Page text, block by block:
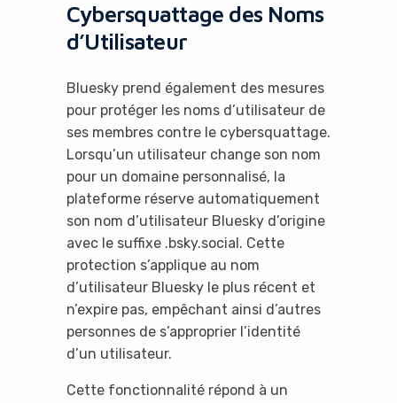
Cybersquattage des Noms
d’Utilisateur
Bluesky prend également des mesures
pour protéger les noms d’utilisateur de
ses membres contre le cybersquattage.
Lorsqu’un utilisateur change son nom
pour un domaine personnalisé, la
plateforme réserve automatiquement
son nom d’utilisateur Bluesky d’origine
avec le suffixe .bsky.social. Cette
protection s’applique au nom
d’utilisateur Bluesky le plus récent et
n’expire pas, empêchant ainsi d’autres
personnes de s’approprier l’identité
d’un utilisateur.
Cette fonctionnalité répond à un